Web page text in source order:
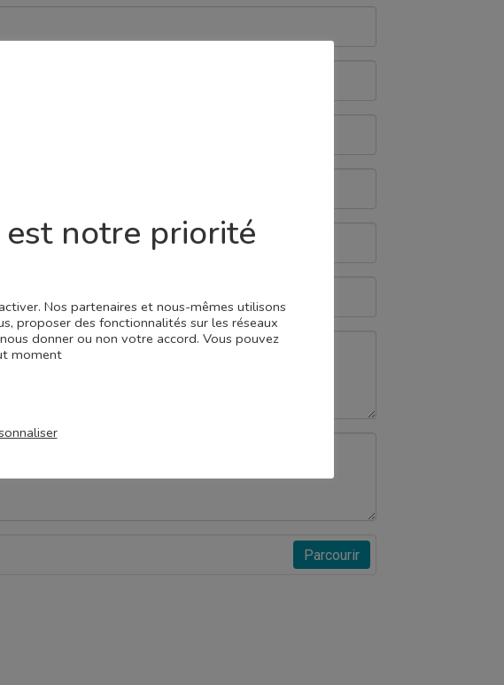
Parcourir
notre priorité
Nos partenaires et nous-mêmes utilisons
proposer des fonctionnalités sur les réseaux
donner ou non votre accord. Vous pouvez
moment